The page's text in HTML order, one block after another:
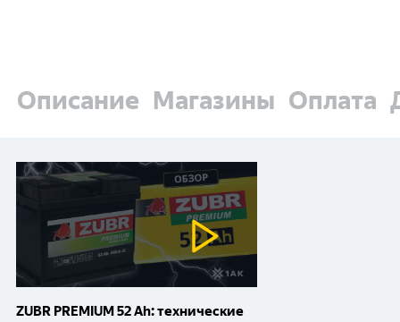
Описание Магазины Оплата
ZUBR PREMIUM 52 Ah: технические